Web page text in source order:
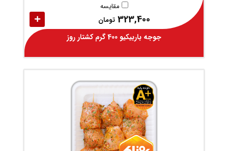
مقایسه
323,400 تومان
جوجه باربیکیو 400 گرم کشتار روز